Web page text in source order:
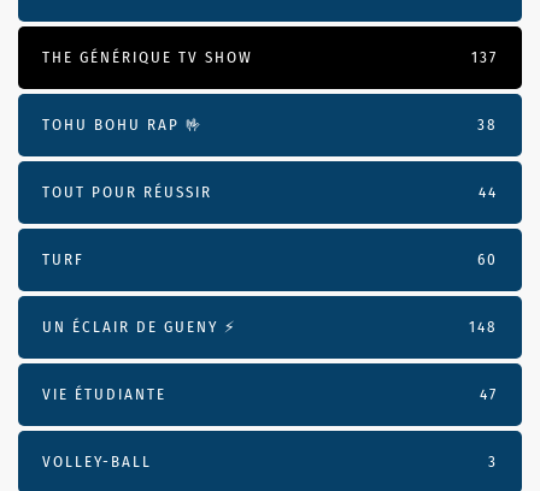
THE GÉNÉRIQUE TV SHOW 137
TOHU BOHU RAP 🤟 38
TOUT POUR RÉUSSIR 44
TURF 60
UN ÉCLAIR DE GUENY ⚡️ 148
VIE ÉTUDIANTE 47
VOLLEY-BALL 3